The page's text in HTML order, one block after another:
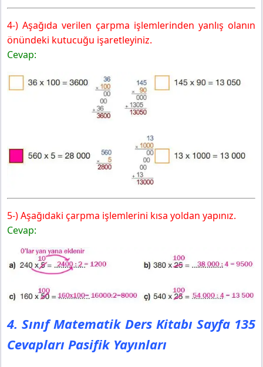
4-) Aşağıda verilen çarpma işlemlerinden yanlış olanın
önündeki kutucuğu işaretleyiniz.
Cevap:
5-) Aşağıdaki çarpma işlemlerini kısa yoldan yapınız.
Cevap:
4. Sınıf Matematik Ders Kitabı Sayfa 135
Cevapları Pasifik Yayınları